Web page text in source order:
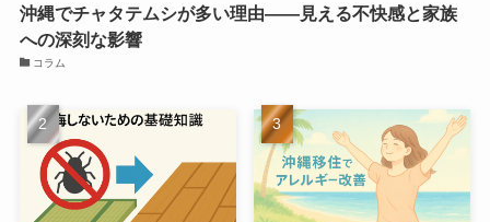
沖縄でチャタテムシが多い理由――見える不快感と家族
への深刻な影響
コラム